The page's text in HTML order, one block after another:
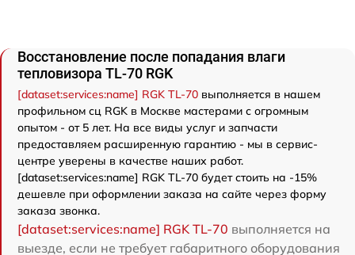
Восстановление после попадания влаги
тепловизора TL-70 RGK
[dataset:services:name] RGK TL-70 выполняется в нашем
профильном сц RGK в Москве мастерами с огромным
опытом - от 5 лет. На все виды услуг и запчасти
предоставляем расширенную гарантию - мы в сервис-
центре уверены в качестве наших работ.
[dataset:services:name] RGK TL-70 будет стоить на -15%
дешевле при оформлении заказа на сайте через форму
заказа звонка.
[dataset:services:name] RGK TL-70 выполняется на
выезде, если не требует габаритного оборудования